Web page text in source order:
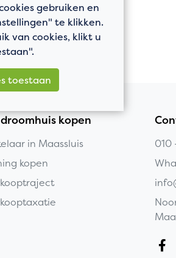
kopen
in Maassluis
kopen
010
gebruiken en
te klikken.
van cookies, klikt u
toestaan